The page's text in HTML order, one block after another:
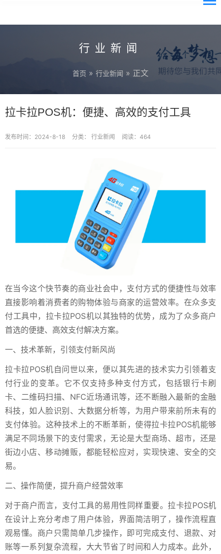
行业新闻
首页 » 行业新闻 » 正文
拉卡拉POS机：便捷、高效的支付工具
发布时间：2024-8-18 分类： 行业新闻 阅读：464
在当今这个快节奏的商业社会中，支付方式的便捷性与效率
直接影响着消费者的购物体验与商家的运营效率。在众多支
付工具中，拉卡拉POS机以其独特的优势，成为了众多商户
首选的便捷、高效支付解决方案。
一、技术革新，引领支付新风尚
拉卡拉POS机自问世以来，便以其先进的技术实力引领着支
付行业的变革。它不仅支持多种支付方式，包括银行卡刷
卡、二维码扫描、NFC近场通讯等，还不断融入最新的金融
科技，如人脸识别、大数据分析等，为用户带来前所未有的
支付体验。这种技术上的不断革新，使得拉卡拉POS机能够
满足不同场景下的支付需求，无论是大型商场、超市，还是
街边小店、移动摊贩，都能轻松应对，实现快速、安全的交
易。
二、操作简便，提升商户经营效率
对于商户而言，支付工具的易用性同样重要。拉卡拉POS机
在设计上充分考虑了用户体验，界面简洁明了，操作流程直
观易懂。商户只需简单几步操作，即可完成支付、退款、对
账等一系列复杂流程，大大节省了时间和人力成本。此外，